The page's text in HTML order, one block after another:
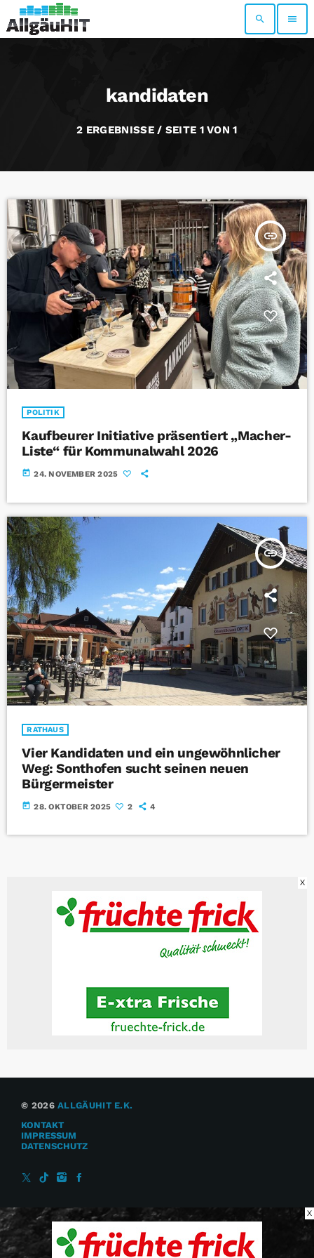
search menu
kandidaten
2 ERGEBNISSE / SEITE 1 VON 1
insert_link
POLITIK
Kaufbeurer Initiative präsentiert „Macher-
Liste“ für Kommunalwahl 2026
today 24. NOVEMBER 2025
insert_link
RATHAUS
Vier Kandidaten und ein ungewöhnlicher
Weg: Sonthofen sucht seinen neuen
Bürgermeister
today 28. OKTOBER 2025 2 4
X
© 2026ALLGÄUHIT E.K.
KONTAKT
IMPRESSUM
DATENSCHUTZ
X